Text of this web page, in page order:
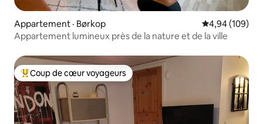
Appartement · Børkop Note
4,94 (109)
Appartement lumineux près de la nature et de la ville
Coup de cœur voyageurs parmi les plus aimés
Coup de cœur voyageurs